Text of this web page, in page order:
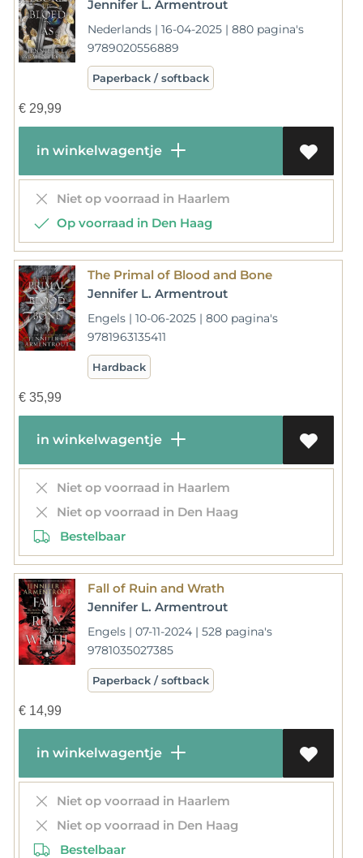
Jennifer L. Armentrout
Nederlands | 16-04-2025 | 880 pagina's
9789020556889
Paperback / softback
€29,99
in winkelwagentje
Niet op voorraad in Haarlem
Op voorraad in Den Haag
The Primal of Blood and Bone
Jennifer L. Armentrout
Engels | 10-06-2025 | 800 pagina's
9781963135411
Hardback
€35,99
in winkelwagentje
Niet op voorraad in Haarlem
Niet op voorraad in Den Haag
Bestelbaar
Fall of Ruin and Wrath
Jennifer L. Armentrout
Engels | 07-11-2024 | 528 pagina's
9781035027385
Paperback / softback
€14,99
in winkelwagentje
Niet op voorraad in Haarlem
Niet op voorraad in Den Haag
Bestelbaar